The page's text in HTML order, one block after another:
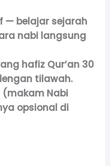
— belajar sejarah
nabi langsung
hafiz Qur’an 30
tilawah.
(makam Nabi
opsional di